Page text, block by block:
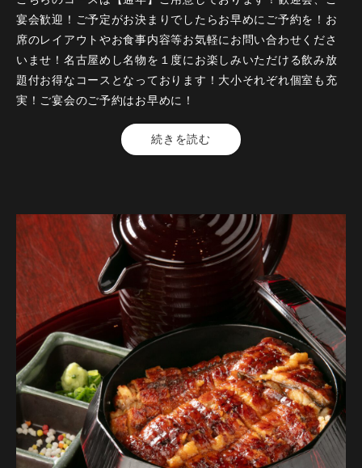
【名物】 メガ盛り 手羽先の唐揚げ ～1人2本～
【食事】 炭焼き鰻のひつまぶし ～薬味・おだしと供に～
※お席の時間は120分となります
コースの制限時間は120分となっております。
飲み放題のラストオーダーは30分前となっております。
他割引優待、施設利用券併用不可。
（施設利用券ご利用のお客様・コース金額6,000円）
【開催期間】2025年9月1日～
【来店時間】16時00分～25時00分
【予約期限】当日（23時までにご予約ください）
※この内容は仕入れ状況等により変更になる場合がございま
す。
※他割引優待、施設利用券併用不可。（施設利用券ご利用の
宴会歓迎！ご予定がお決まりでしたらお早めにご予約を！お
席のレイアウトやお食事内容等お気軽にお問い合わせくださ
いませ！名古屋めし名物を１度にお楽しみいただける飲み放
題付お得なコースとなっております！大小それぞれ個室も充
実！ご宴会のご予約はお早めに！
続きを読む
【料金】6000円（税込）
【飲み放題】有 約30品以上
【コース内容】
各ご宴会にぜひ！ご予約はお早めに！
クーポンの
【＋500円でお席3時間確約！（お食事付コース飲み放題90分
→150分）】と
あわせてご利用も！お得な限定プランとなっております！
（クーポンはご利用可能日の確認をお願い致します。）
【前菜】名古屋コーチンの出汁巻き玉子